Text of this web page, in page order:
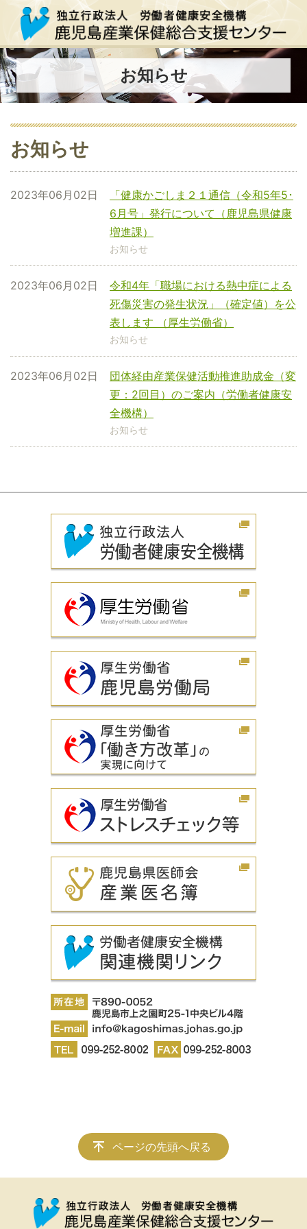
お知らせ
お知らせ
「健康かごしま２１通信（令和5年5･
6月号」発行について（鹿児島県健康
増進課）
2023年06月02日
お知らせ
令和4年「職場における熱中症による
死傷災害の発生状況」（確定値）を公
表します （厚生労働省）
2023年06月02日
お知らせ
団体経由産業保健活動推進助成金（変
更：2回目）のご案内（労働者健康安
全機構）
2023年06月02日
お知らせ
ページの先頭へ戻る